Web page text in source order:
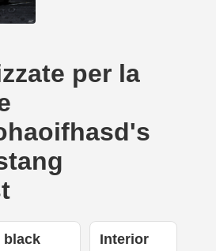
per la
black Interior